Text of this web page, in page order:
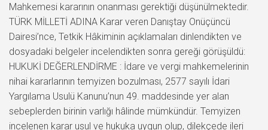
Mahkemesi kararının onanması gerektiği düşünülmektedir.
TÜRK MİLLETİ ADINA Karar veren Danıştay Onüçüncü
Dairesi’nce, Tetkik Hâkiminin açıklamaları dinlendikten ve
dosyadaki belgeler incelendikten sonra gereği görüşüldü:
HUKUKİ DEĞERLENDİRME : İdare ve vergi mahkemelerinin
nihai kararlarının temyizen bozulması, 2577 sayılı İdari
Yargılama Usulü Kanunu’nun 49. maddesinde yer alan
sebeplerden birinin varlığı hâlinde mümkündür. Temyizen
incelenen karar usul ve hukuka uygun olup, dilekçede ileri